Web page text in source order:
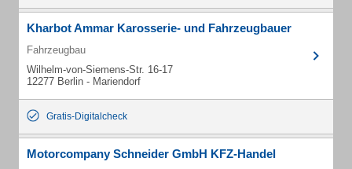
Kharbot Ammar Karosserie- und Fahrzeugbauer
Fahrzeugbau
Wilhelm-von-Siemens-Str. 16-17
12277 Berlin - Mariendorf
Gratis-Digitalcheck
Motorcompany Schneider GmbH KFZ-Handel